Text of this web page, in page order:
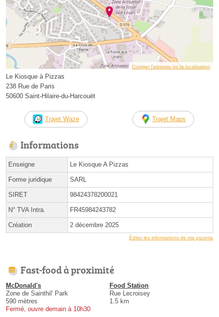
Corriger l’adresse ou la localisation
Le Kiosque à Pizzas
238 Rue de Paris
50600 Saint-Hilaire-du-Harcouët
Trajet Waze Trajet Maps
Informations
Enseigne Le Kiosque A Pizzas
Forme juridique SARL
SIRET 98424378200021
N° TVA Intra. FR45984243782
Création 2 décembre 2025
Éditer les informations de ma pizzeria
Fast-food à proximité
McDonald's
Zone de Sainthil' Park
590 mètres
Fermé, ouvre demain à 10h30
Food Station
Rue Lecroisey
1.5 km